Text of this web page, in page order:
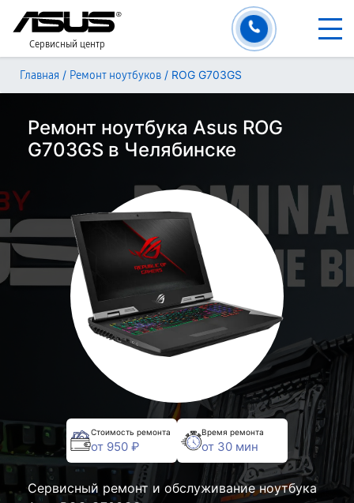
Сервисный центр
Главная / Ремонт ноутбуков / ROG G703GS
Ремонт ноутбука Asus ROG
G703GS в Челябинске
Стоимость ремонта
от 950 ₽
Время ремонта
от 30 мин
Сервисный ремонт и обслуживание ноутбука